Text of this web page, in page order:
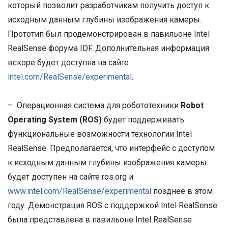
который позволит разработчикам получить доступ к
исходным данным глубины изображения камеры.
Прототип был продемонстрирован в павильоне Intel
RealSense форума IDF. Дополнительная информация
вскоре будет доступна на сайте
intel.com/RealSense/experimental .
– Операционная система для робототехники Robot
Operating System (ROS) будет поддерживать
функциональные возможности технологии Intel
RealSense. Предполагается, что интерфейс с доступом
к исходным данным глубины изображения камеры
будет доступен на сайте ros.org и
www.intel.com/RealSense/experimental позднее в этом
году. Демонстрация ROS с поддержкой Intel RealSense
была представлена в павильоне Intel RealSense